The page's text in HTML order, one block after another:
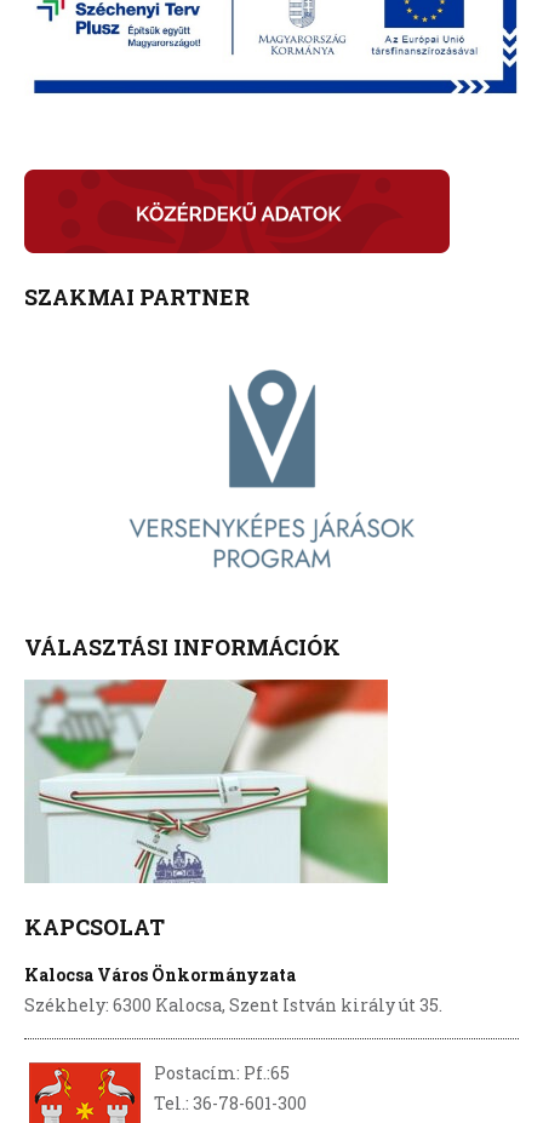
SZAKMAI PARTNER
VÁLASZTÁSI INFORMÁCIÓK
KAPCSOLAT
Kalocsa Város Önkormányzata
Székhely: 6300 Kalocsa, Szent István király út 35.
Postacím: Pf.:65
Tel.: 36-78-601-300